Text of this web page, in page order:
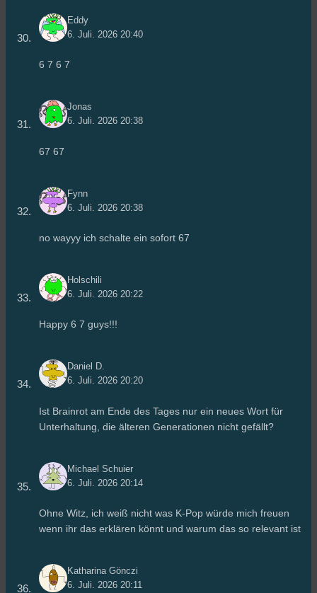
Eddy
6. Juli. 2026 20:40
6 7 6 7
Jonas
6. Juli. 2026 20:38
67 67
Fynn
6. Juli. 2026 20:38
no wayyy ich schalte ein sofort 67
Holschili
6. Juli. 2026 20:22
Happy 6 7 guys!!!
Daniel D.
6. Juli. 2026 20:20
Ist Brainrot am Ende des Tages nur ein neues Wort für
Unterhaltung, die älteren Generationen nicht gefällt?
Michael Schuier
6. Juli. 2026 20:14
Ohne Witz, ich weiß nicht was K-Pop würde mich freuen
wenn ihr das erklären könnt und warum das so relevant ist
Katharina Gönczi
6. Juli. 2026 20:11